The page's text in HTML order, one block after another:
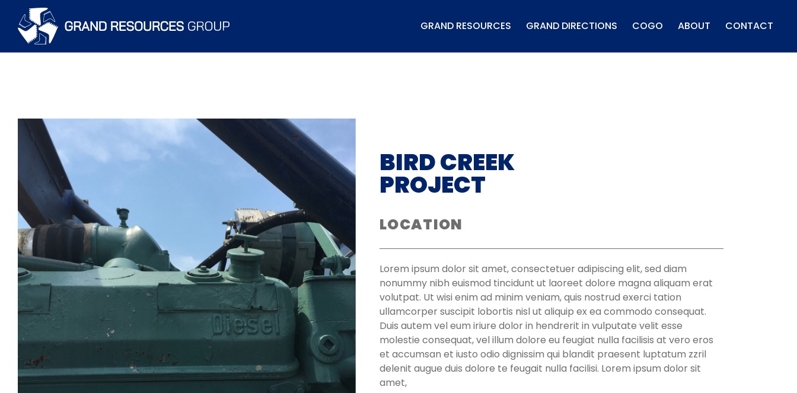
COGO
About
Contact
GRAND RESOURCES GRAND DIRECTIONS COGO ABOUT CONTACT
BIRD CREEK
PROJECT
LOCATION
Lorem ipsum dolor sit amet, consectetuer adipiscing elit, sed diam
nonummy nibh euismod tincidunt ut laoreet dolore magna aliquam erat
volutpat. Ut wisi enim ad minim veniam, quis nostrud exerci tation
ullamcorper suscipit lobortis nisl ut aliquip ex ea commodo consequat.
Duis autem vel eum iriure dolor in hendrerit in vulputate velit esse
molestie consequat, vel illum dolore eu feugiat nulla facilisis at vero eros
et accumsan et iusto odio dignissim qui blandit praesent luptatum zzril
delenit augue duis dolore te feugait nulla facilisi. Lorem ipsum dolor sit
amet,